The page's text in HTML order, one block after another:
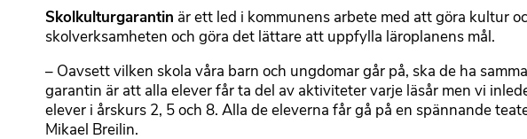
Skolkulturgarantin är ett led i kommunens arbete med att göra kultur
skolverksamheten och göra det lättare att uppfylla läroplanens mål.
– Oavsett vilken skola våra barn och ungdomar går på, ska de ha
garantin är att alla elever får ta del av aktiviteter varje läsår men vi
elever i årskurs 2, 5 och 8. Alla de eleverna får gå på en spännande
Mikael Breilin.